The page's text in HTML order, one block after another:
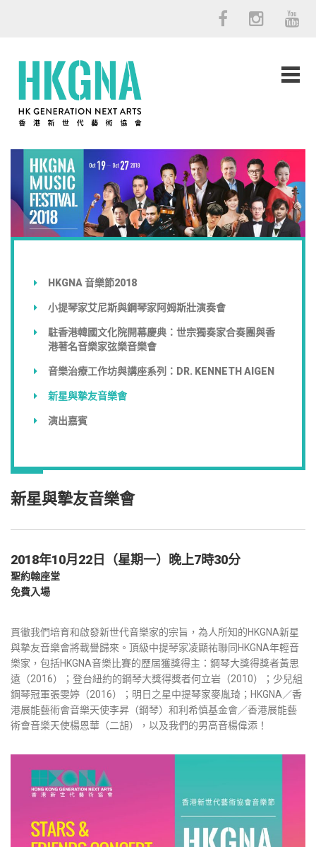
HKGNA 音樂節2018
小提琴家艾尼斯與鋼琴家阿姆斯壯演奏會
駐香港韓國文化院開幕慶典：世宗獨奏家合奏團與香
港著名音樂家弦樂音樂會
音樂治療工作坊與講座系列：DR. KENNETH AIGEN
新星與摯友音樂會
演出嘉賓
新星與摯友音樂會
2018年10月22日（星期一）晚上7時30分
聖約翰座堂
免費入場
貫徹我們培育和啟發新世代音樂家的宗旨，為人所知的HKGNA新星
與摯友音樂會將載譽歸來。頂級中提琴家凌顯祐聯同HKGNA年輕音
樂家，包括HKGNA音樂比賽的歷屆獲獎得主：鋼琴大獎得獎者黃思
遠（2016）；登台紐約的鋼琴大獎得獎者何立岩（2010）；少兒組
鋼琴冠軍張雯婷（2016）；明日之星中提琴家麥胤琦；HKGNA／香
港展能藝術會音樂天使李昇（鋼琴）和利希慎基金會／香港展能藝
術會音樂天使楊恩華（二胡），以及我們的男高音楊偉添！